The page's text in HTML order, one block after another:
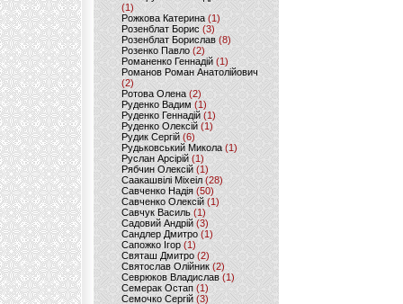
(1)
Рожкова Катерина(1)
Розенблат Борис (3)
Розенблат Борислав (8)
Розенко Павло (2)
Романенко Геннадій (1)
Романов Роман Анатолійович
(2)
Ротова Олена(2)
Руденко Вадим (1)
Руденко Геннадій (1)
Руденко Олексій(1)
Рудик Сергій(6)
Рудьковський Микола (1)
Руслан Арсірій(1)
Рябчин Олексій (1)
Саакашвілі Міхеіл(28)
Савченко Надія (50)
Савченко Олексій(1)
Савчук Василь (1)
Садовий Андрій (3)
Сандлер Дмитро(1)
Сапожко Ігор(1)
Святаш Дмитро (2)
Святослав Олійник (2)
Севрюков Владислав (1)
Семерак Остап (1)
Семочко Сергій (3)